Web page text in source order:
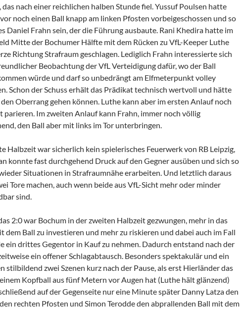
das nach einer reichlichen halben Stunde fiel. Yussuf Poulsen hatte
noch einen Ball knapp am linken Pfosten vorbeigeschossen und so
Daniel Frahn sein, der die Führung ausbaute. Rani Khedira hatte im
Mitte der Bochumer Hälfte mit dem Rücken zu VfL-Keeper Luthe
Richtung Strafraum geschlagen. Lediglich Frahn interessierte sich
Beobachtung der VfL Verteidigung dafür, wo der Ball
würde und darf so unbedrängt am Elfmeterpunkt volley
Schon der Schuss erhält das Prädikat technisch wertvoll und hätte
Oberrang gehen können. Luthe kann aber im ersten Anlauf noch
parieren. Im zweiten Anlauf kann Frahn, immer noch völlig
den Ball aber mit links im Tor unterbringen.
Halbzeit war sicherlich kein spielerisches Feuerwerk von RB Leipzig,
konnte fast durchgehend Druck auf den Gegner ausüben und sich so
Situationen in Strafraumnähe erarbeiten. Und letztlich daraus
Tore machen, auch wenn beide aus VfL-Sicht mehr oder minder
sind.
2:0 war Bochum in der zweiten Halbzeit gezwungen, mehr in das
dem Ball zu investieren und mehr zu riskieren und dabei auch im Fall
ein drittes Gegentor in Kauf zu nehmen. Dadurch entstand nach der
ein offener Schlagabtausch. Besonders spektakulär und ein
stilbildend zwei Szenen kurz nach der Pause, als erst Hierländer das
Kopfball aus fünf Metern vor Augen hat (Luthe hält glänzend)
auf der Gegenseite nur eine Minute später Danny Latza den
rechten Pfosten und Simon Terodde den abprallenden Ball mit dem